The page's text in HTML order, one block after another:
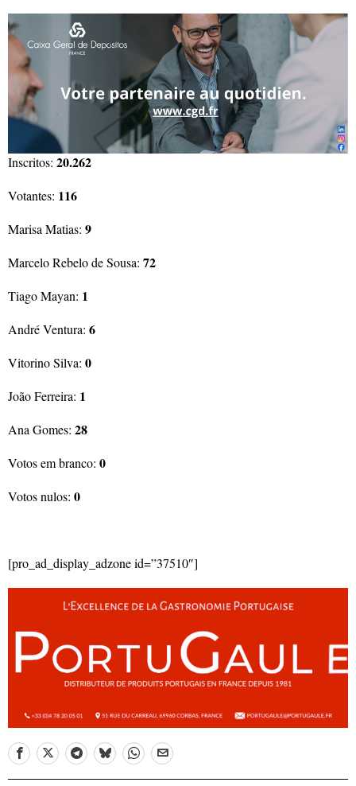
Inscritos: 20.262
Votantes: 116
Marisa Matias: 9
Marcelo Rebelo de Sousa: 72
Tiago Mayan: 1
André Ventura: 6
Vitorino Silva: 0
João Ferreira: 1
Ana Gomes: 28
Votos em branco: 0
Votos nulos: 0
[pro_ad_display_adzone id=”37510″]